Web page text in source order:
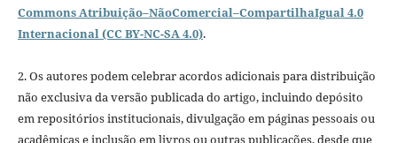
Commons Atribuição–NãoComercial–CompartilhaIgual 4.0
Internacional (CC BY-NC-SA 4.0).
2. Os autores podem celebrar acordos adicionais para distribuição
não exclusiva da versão publicada do artigo, incluindo depósito
em repositórios institucionais, divulgação em páginas pessoais ou
acadêmicas e inclusão em livros ou outras publicações, desde que